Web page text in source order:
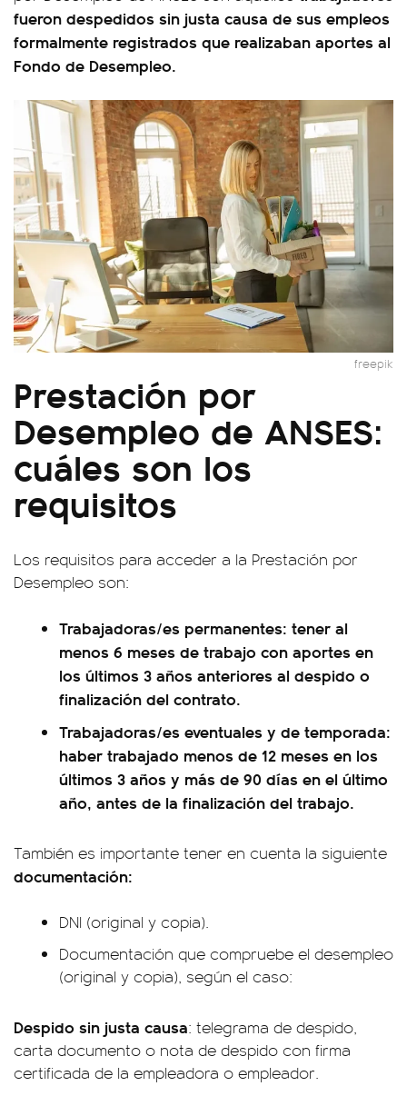
fueron despedidos sin justa causa de sus empleos
formalmente registrados que realizaban aportes al
Fondo de Desempleo.
freepik
Prestación por
Desempleo de ANSES:
cuáles son los
requisitos
Los requisitos para acceder a la Prestación por
Desempleo son:
Trabajadoras/es permanentes: tener al
menos 6 meses de trabajo con aportes en
los últimos 3 años anteriores al despido o
finalización del contrato.
Trabajadoras/es eventuales y de temporada:
haber trabajado menos de 12 meses en los
últimos 3 años y más de 90 días en el último
año, antes de la finalización del trabajo.
También es importante tener en cuenta la siguiente
documentación:
DNI (original y copia).
Documentación que compruebe el desempleo
(original y copia), según el caso:
Despido sin justa causa: telegrama de despido,
carta documento o nota de despido con firma
certificada de la empleadora o empleador.